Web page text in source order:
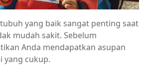
yang baik sangat penting saat
mudah sakit. Sebelum
Anda mendapatkan asupan
yang cukup.